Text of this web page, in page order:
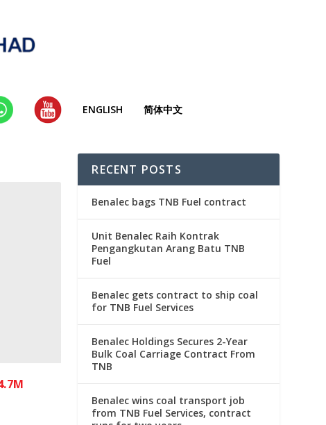
YT ENGLISH 简体中文
RECENT POSTS
Benalec bags TNB Fuel contract
Unit Benalec Raih Kontrak
Pengangkutan Arang Batu TNB
Fuel
Benalec gets contract to ship coal
for TNB Fuel Services
Benalec Holdings Secures 2-Year
Bulk Coal Carriage Contract From
TNB
Benalec wins coal transport job
from TNB Fuel Services, contract